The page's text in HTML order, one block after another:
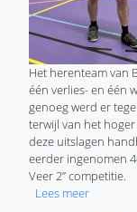
Het herenteam van
één verlies- en één
genoeg werd er
terwijl van het
deze uitslagen
eerder ingenomen
Veer 2” competitie.
Lees meerover